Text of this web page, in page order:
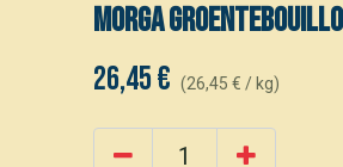
Morga
26,45€ (26,45 € / kg)